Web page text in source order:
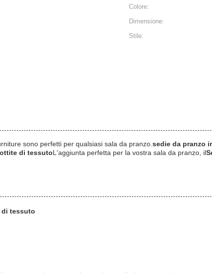
Colore:
Dimensione:
Stile:
sono perfetti per qualsiasi sala da pranzo. sedie da pranzo
di tessutoL'aggiunta perfetta per la vostra sala da pranzo, il
di tessuto